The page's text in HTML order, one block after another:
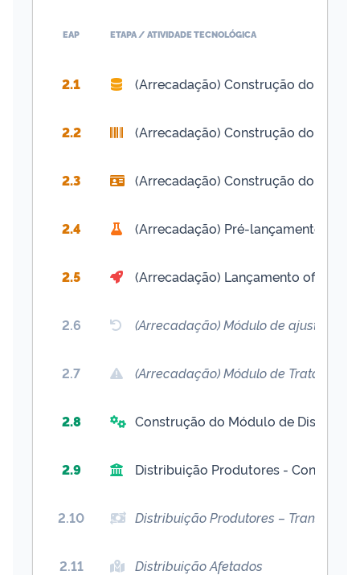
EAP ETAPA / ATIVIDADE TECNOLÓGICA
2.1 (Arrecadação) Construção do Novo
2.2 (Arrecadação) Construção do
2.3 (Arrecadação) Construção do
2.4 (Arrecadação) Pré-lançamento dos
2.5 (Arrecadação) Lançamento oficial
2.6 (Arrecadação) Módulo de ajuste
2.7 (Arrecadação) Módulo de Tratamento
2.8 Construção do Módulo de
2.9 Distribuição Produtores -
2.10 Distribuição Produtores –
2.11 Distribuição Afetados